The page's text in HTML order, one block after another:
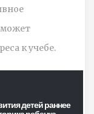
может
к учебе.
детейраннее